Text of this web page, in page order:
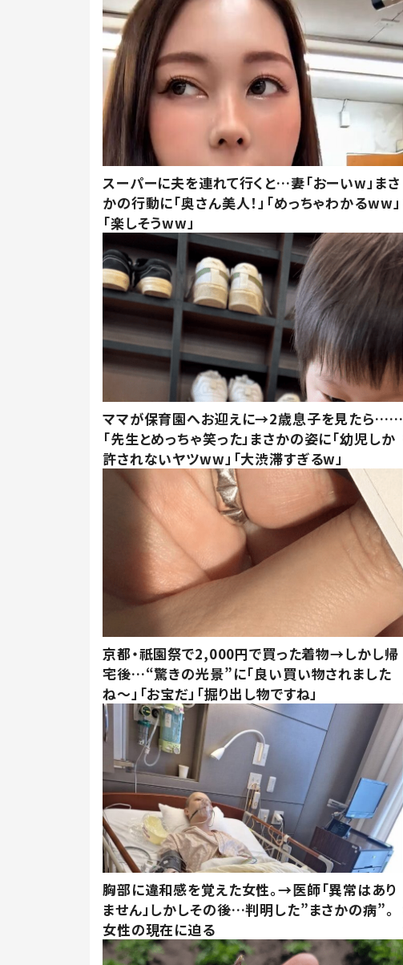
スーパーに夫を連れて行くと…妻「おーいw」まさ
かの行動に「奥さん美人！」「めっちゃわかるww」
「楽しそうww」
ママが保育園へお迎えに→2歳息子を見たら……
「先生とめっちゃ笑った」まさかの姿に「幼児しか
許されないヤツww」「大渋滞すぎるw」
京都・祇園祭で2,000円で買った着物→しかし帰
宅後…“驚きの光景”に「良い買い物されました
ね～」「お宝だ」「掘り出し物ですね」
胸部に違和感を覚えた女性。→医師「異常はあり
ません」しかしその後…判明した”まさかの病”。
女性の現在に迫る